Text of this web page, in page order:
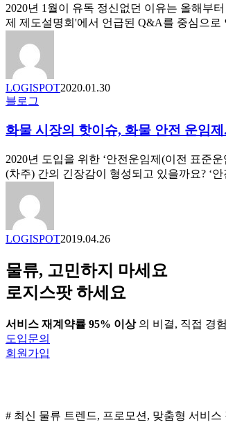
세
요
제,
준
요?
2020년 1월이 유독 정신없던 이유는 올해부
제 제도설명회'에서 언급된 Q&A를 중심으
LOGISPOT2020.01.30
화
시
의
핫
물
안
전
운
임
블로그
화물 시장의 핫이슈, 화물 안전 운임제.
2020년 도입을 위한 ‘안전운임제(이전 표준
(차주) 간의 긴장감이 형성되고 있을까요? ‘
LOGISPOT2019.04.26
물류, 고민하지 마세요
로지스팟 하세요
서비스 재계약률 95% 이상의 비결, 직접 경
도입문의
회원가입
# 최신 물류 트렌드, 프로모션, 맞춤형 서비